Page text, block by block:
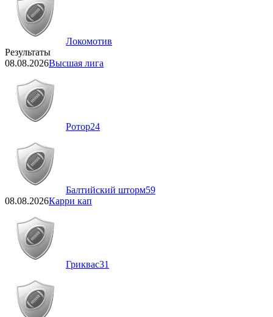
Локомотив
Результаты
08.08.2026Высшая лига
Ротор24
Балтийский шторм59
08.08.2026Карри кап
Гриквас31